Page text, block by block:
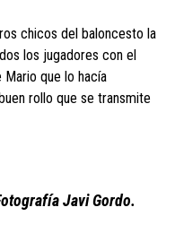
chicos del baloncesto la
los jugadores con el
Mario que lo hacía
rollo que se transmite
Javi Gordo.